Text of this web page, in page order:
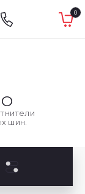
0
шин.